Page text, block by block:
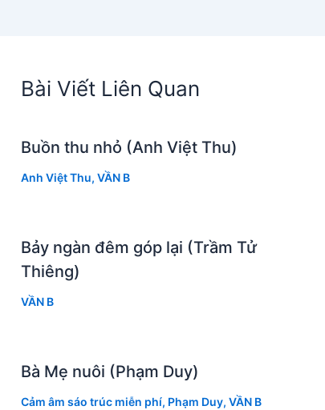
Bài Viết Liên Quan
Buồn thu nhỏ (Anh Việt Thu)
Anh Việt Thu, VẦN B
Bảy ngàn đêm góp lại (Trầm Tử
Thiêng)
VẦN B
Bà Mẹ nuôi (Phạm Duy)
Cảm âm sáo trúc miễn phí, Phạm Duy, VẦN B